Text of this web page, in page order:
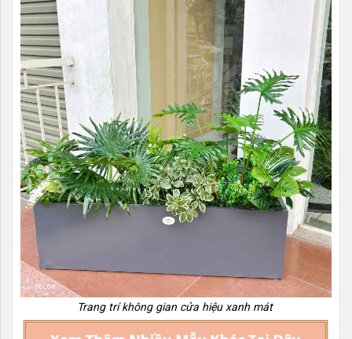
Trang trí không gian cửa hiệu xanh mát